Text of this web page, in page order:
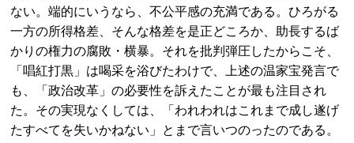
ない。端的にいうなら、不公平感の充満である。ひろがる
一方の所得格差、そんな格差を是正どころか、助長するば
かりの権力の腐敗・横暴。それを批判弾圧したからこそ、
「唱紅打黒」は喝采を浴びたわけで、上述の温家宝発言で
も、「政治改革」の必要性を訴えたことが最も注目され
た。その実現なくしては、「われわれはこれまで成し遂げ
たすべてを失いかねない」とまで言いつのったのである。